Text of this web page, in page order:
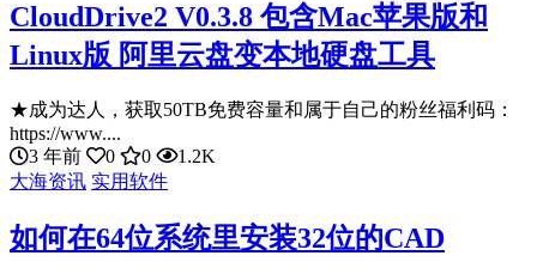
CloudDrive2 V0.3.8 包含Mac苹果版和
Linux版 阿里云盘变本地硬盘工具
★成为达人，获取50TB免费容量和属于自己的粉丝福利码：
https://www....
3 年前
0 0
1.2K
大海资讯 实用软件
如何在64位系统里安装32位的CAD